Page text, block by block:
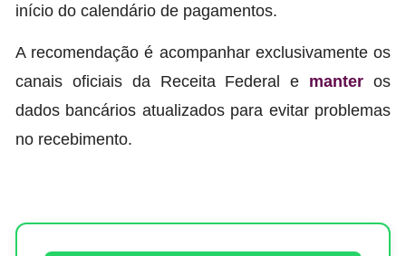
início do calendário de pagamentos.
A recomendação é acompanhar exclusivamente os
canais oficiais da Receita Federal e manter os
dados bancários atualizados para evitar problemas
no recebimento.